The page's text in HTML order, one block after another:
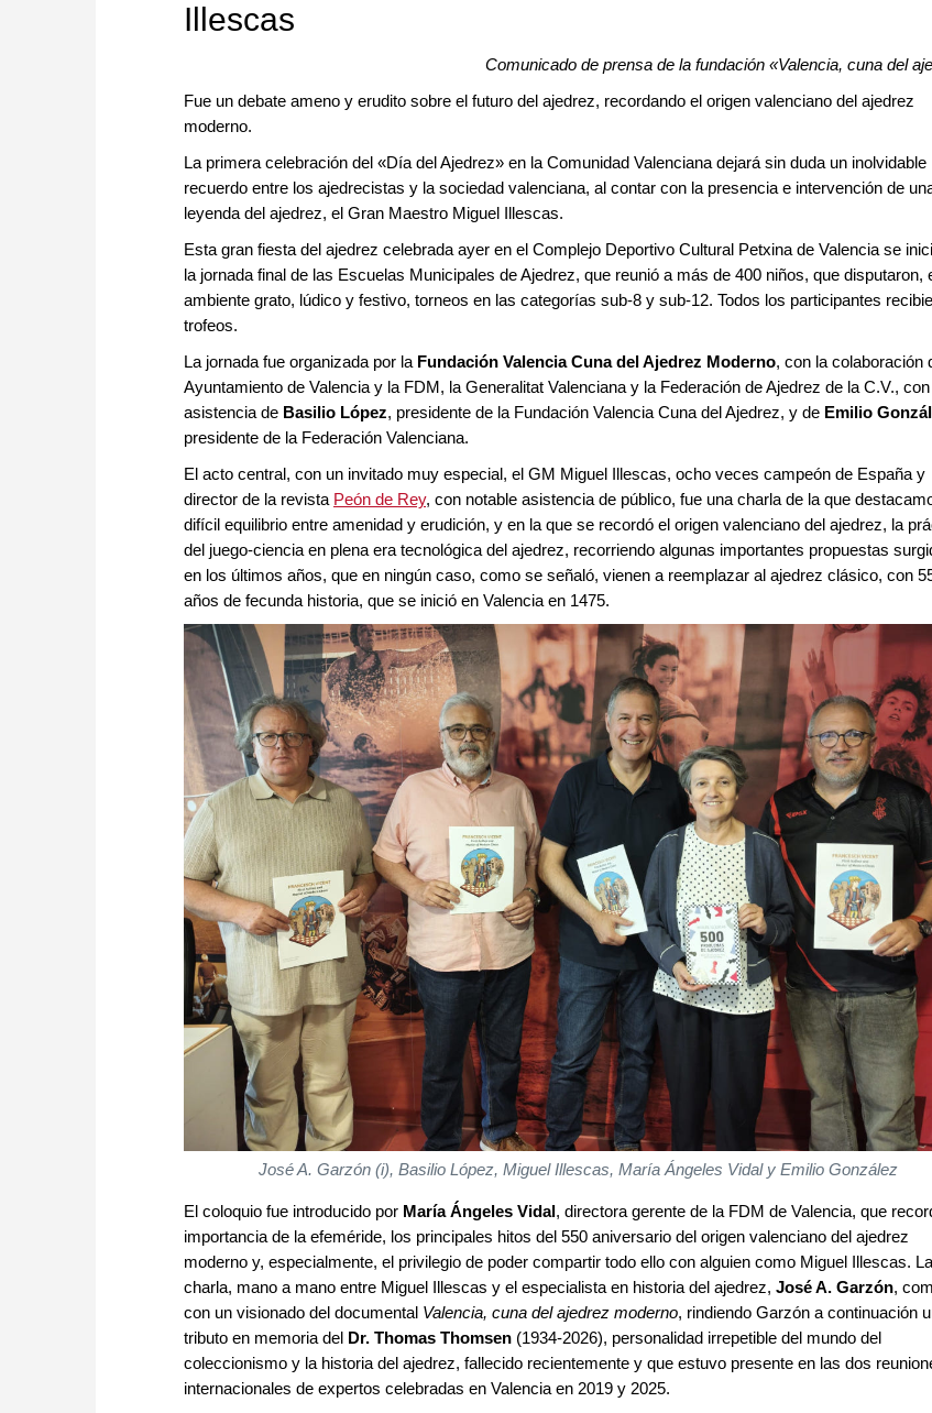
Illescas
Comunicado de prensa de la fundación «Valencia, cuna del
Fue un debate ameno y erudito sobre el futuro del ajedrez, recordando el origen valenciano del ajedrez
moderno.
La primera celebración del «Día del Ajedrez» en la Comunidad Valenciana dejará sin duda un inolvidable
recuerdo entre los ajedrecistas y la sociedad valenciana, al contar con la presencia e intervención de
leyenda del ajedrez, el Gran Maestro Miguel Illescas.
Esta gran fiesta del ajedrez celebrada ayer en el Complejo Deportivo Cultural Petxina de Valencia se
la jornada final de las Escuelas Municipales de Ajedrez, que reunió a más de 400 niños, que disputaron,
ambiente grato, lúdico y festivo, torneos en las categorías sub-8 y sub-12. Todos los participantes
trofeos.
La jornada fue organizada por la Fundación Valencia Cuna del Ajedrez Moderno, con la colaboración
Ayuntamiento de Valencia y la FDM, la Generalitat Valenciana y la Federación de Ajedrez de la C.V.,
asistencia de Basilio López, presidente de la Fundación Valencia Cuna del Ajedrez, y de Emilio
presidente de la Federación Valenciana.
El acto central, con un invitado muy especial, el GM Miguel Illescas, ocho veces campeón de España y
director de la revista Peón de Rey, con notable asistencia de público, fue una charla de la que
difícil equilibrio entre amenidad y erudición, y en la que se recordó el origen valenciano del ajedrez, la
del juego-ciencia en plena era tecnológica del ajedrez, recorriendo algunas importantes propuestas
en los últimos años, que en ningún caso, como se señaló, vienen a reemplazar al ajedrez clásico, con
años de fecunda historia, que se inició en Valencia en 1475.
José A. Garzón (i), Basilio López, Miguel Illescas, María Ángeles Vidal y Emilio González
El coloquio fue introducido por María Ángeles Vidal, directora gerente de la FDM de Valencia, que
importancia de la efeméride, los principales hitos del 550 aniversario del origen valenciano del ajedrez
moderno y, especialmente, el privilegio de poder compartir todo ello con alguien como Miguel Illescas. La
charla, mano a mano entre Miguel Illescas y el especialista en historia del ajedrez, José A. Garzón,
con un visionado del documental Valencia, cuna del ajedrez moderno, rindiendo Garzón a continuación
tributo en memoria del Dr. Thomas Thomsen (1934-2026), personalidad irrepetible del mundo del
coleccionismo y la historia del ajedrez, fallecido recientemente y que estuvo presente en las dos
internacionales de expertos celebradas en Valencia en 2019 y 2025.